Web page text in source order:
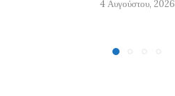
4 Αυγούστου, 2026